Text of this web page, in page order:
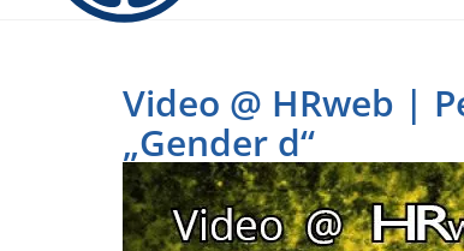
Video @ HRweb |
„Gender d“